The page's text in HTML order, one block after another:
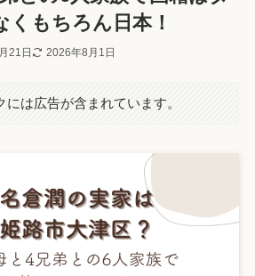
くもちろん日本！
21日 2026年8月1日
には広告が含まれています。